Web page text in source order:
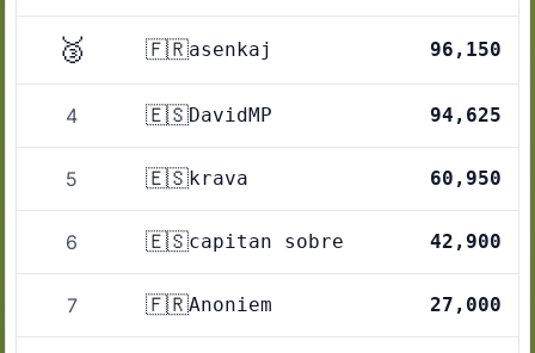
🥉 🇫🇷asenkaj 96,150
4 🇪🇸DavidMP 94,625
5 🇪🇸krava 60,950
6 🇪🇸capitan sobre 42,900
7 🇫🇷Anoniem 27,000